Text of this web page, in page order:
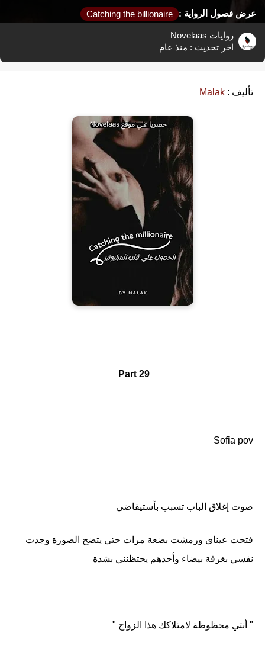
عرض فصول الرواية : Catching the billionaire
روايات Novelaas
اخر تحديث : منذ عام
تأليف : Malak
Part 29
Sofia pov
صوت إغلاق الباب تسبب بأستيقاضي
فتحت عيناي ورمشت بضعة مرات حتى يتضح الصورة وجدت
نفسي بغرفة بيضاء وأحدهم يحتظنني بشدة
" أنتي محظوظة لامتلاكك هذا الزواج "